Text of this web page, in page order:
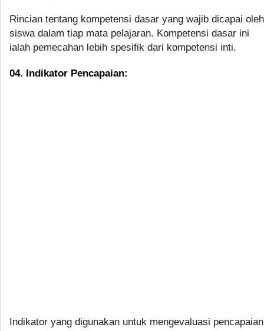
Rincian tentang kompetensi dasar yang wajib dicapai oleh
siswa dalam tiap mata pelajaran. Kompetensi dasar ini
ialah pemecahan lebih spesifik dari kompetensi inti.
04. Indikator Pencapaian:
Indikator yang digunakan untuk mengevaluasi pencapaian